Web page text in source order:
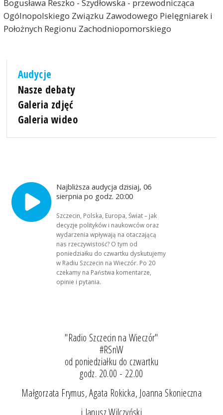
Bogusława Reszko - Szydłowska - przewodnicząca
Ogólnopolskiego Związku Zawodowego Pielęgniarek i
Położnych Regionu Zachodniopomorskiego
Audycje
Nasze debaty
Galeria zdjęć
Galeria wideo
Najbliższa audycja dzisiaj, 06
sierpnia po godz. 20:00
Szczecin, Polska, Europa, Świat – jak
decyzje polityków i naukowców oraz
wydarzenia wpływają na otaczającą
nas rzeczywistość? O tym od
poniedziałku do czwartku dyskutujemy
w Radiu Szczecin na Wieczór. Po 20
czekamy na Państwa komentarze,
opinie i pytania.
"Radio Szczecin na Wieczór"
#RSnW
od poniedziałku do czwartku
godz. 20.00 - 22.00
Małgorzata Frymus, Agata Rokicka, Joanna Skonieczna